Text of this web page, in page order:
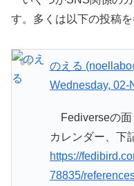
す。多くは以下の投稿を
のえる
Wednesday, 02-
Fediverseの
カレンダー、下
https://
78835/